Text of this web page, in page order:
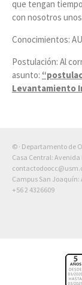
que tengan
con nosotros
Conocimientos:
Postulación: Al
asunto:
Levantamiento
© · Departamento de
Casa Central: Avenida
Campus San Joaquín:
+56 2 4326609